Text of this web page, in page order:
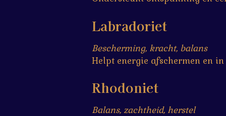
Labradoriet
Bescherming, kracht, balans
Helpt energie afschermen en
Rhodoniet
Balans, zachtheid, herstel